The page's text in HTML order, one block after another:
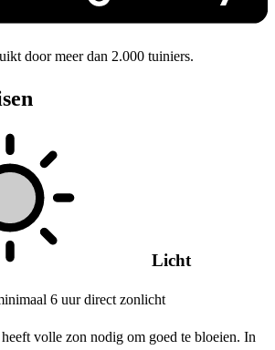
door meer dan 2.000 tuiniers.
Licht
6 uur direct zonlicht
volle zon nodig om goed te bloeien. In